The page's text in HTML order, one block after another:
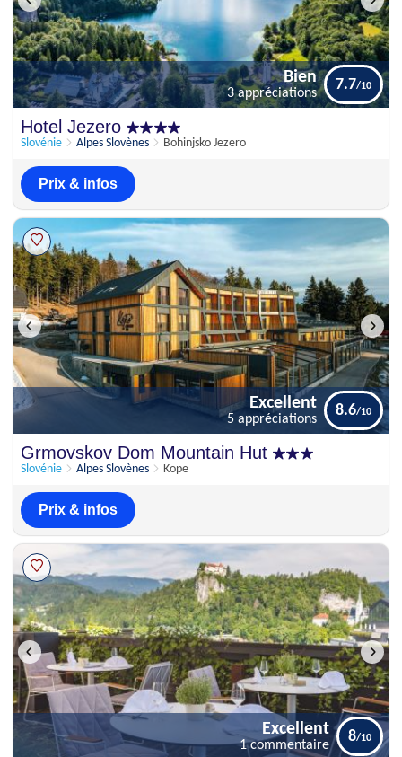
3 appréciations
Hotel Jezero
Slovénie Alpes Slovènes Bohinjsko Jezero
Bien
3 appréciations
7.7
Prix & infos
Excellent
Grmovskov Dom Mountain Hut
Slovénie Alpes Slovènes Kope
Excellent
5 appréciations
8.6
Prix & infos
Excellent
1 commentaire
8